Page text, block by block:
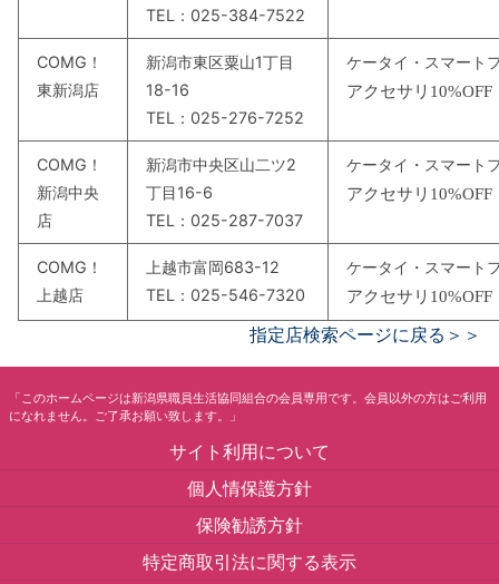
TEL：025-384-7522
COMG！
東新潟店
新潟市東区粟山1丁目
18-16
TEL：025-276-7252
ケータイ・スマート
アクセサリ 10%OFF
COMG！
新潟中央
店
新潟市中央区山二ツ2
丁目16-6
TEL：025-287-7037
ケータイ・スマート
アクセサリ 10%OFF
COMG！
上越店
上越市富岡683-12
TEL：025-546-7320
ケータイ・スマート
アクセサリ 10%OFF
指定店検索ページに戻る＞＞
「このホームページは新潟県職員生活協同組合の会員専用です。会員以外の方はご利用
になれません。ご了承お願い致します。」
サイト利用について
個人情保護方針
保険勧誘方針
特定商取引法に関する表示